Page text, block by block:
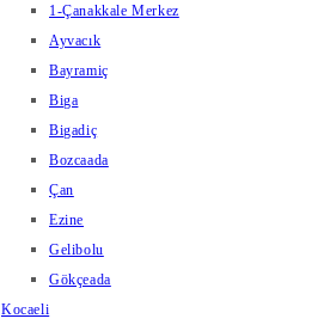
1-Çanakkale Merkez
Ayvacık
Bayramiç
Biga
Bigadiç
Bozcaada
Çan
Ezine
Gelibolu
Gökçeada
Kocaeli